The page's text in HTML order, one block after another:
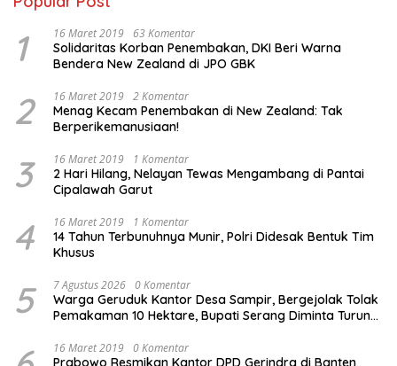
1 16 Maret 2019 63 Komentar
Solidaritas Korban Penembakan, DKI Beri Warna
Bendera New Zealand di JPO GBK
2 16 Maret 2019 2 Komentar
Menag Kecam Penembakan di New Zealand: Tak
Berperikemanusiaan!
3 16 Maret 2019 1 Komentar
2 Hari Hilang, Nelayan Tewas Mengambang di Pantai
Cipalawah Garut
4 16 Maret 2019 1 Komentar
14 Tahun Terbunuhnya Munir, Polri Didesak Bentuk Tim
Khusus
5 7 Agustus 2026 0 Komentar
Warga Geruduk Kantor Desa Sampir, Bergejolak Tolak
Pemakaman 10 Hektare, Bupati Serang Diminta Turun
16 Maret 2019 0 Komentar
Prabowo Resmikan Kantor DPD Gerindra di Banten